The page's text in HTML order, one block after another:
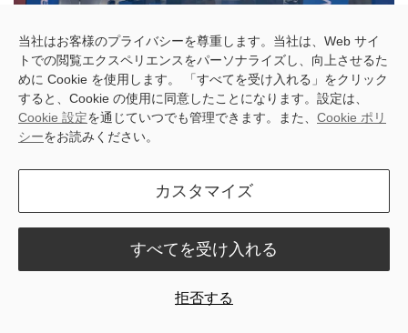
Showcasing the Future of Farming
Our team was thrilled to showcase the innovative F100 auto-steer
system and the handy Robopusher Nimbo. Farmers and industry
solutions to streamline operations, enhance efficiency, and
empower them to focus on what matters most – running a
The Sveaverken team captured some of the action, showcasing
当社はお客様のプライバシーを尊重します。当社は、Web サイ
トでの閲覧エクスペリエンスをパーソナライズし、向上させるた
めに Cookie を使用します。 「すべてを受け入れる」をクリック
すると、Cookie の使用に同意したことになります。設定は、
Cookie 設定を通じていつでも管理できます。また、 Cookie ポリ
シーをお読みください。
カスタマイズ
拒否する
すべてを受け入れる